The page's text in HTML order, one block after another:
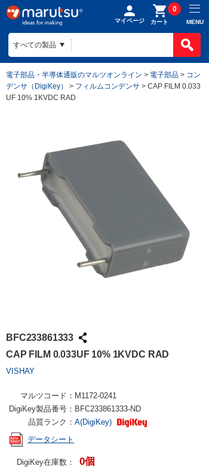
マイページ カート
0
MENU
電子部品・半導体通販のマルツオンライン > 電子部品 > コン
デンサ（DigiKey）
> フィルムコンデンサ > CAP FILM 0.033
UF 10% 1KVDC RAD
BFC233861333
CAP FILM 0.033UF 10% 1KVDC RAD
VISHAY
マルツコード： M1172-0241
DigiKey製品番号： BFC233861333-ND
品質ランク： A(DigiKey)
データシート
DigiKey在庫数： 0個